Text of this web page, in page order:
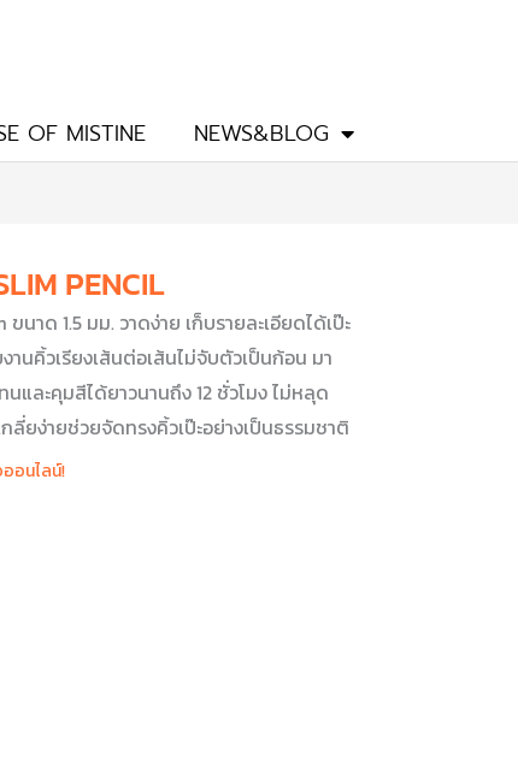
OF MISTINE NEWS&BLOG
PENCIL
าด 1.5 มม. วาดง่าย เก็บรายละเอียดได้เป๊ะ
านคิ้วเรียงเส้นต่อเส้นไม่จับตัวเป็นก้อน มา
ละคุมสีได้ยาวนานถึง 12 ชั่วโมง ไม่หลุด
ลี่ยง่ายช่วยจัดทรงคิ้วเป๊ะอย่างเป็นธรรมชาติ
อนไลน์!